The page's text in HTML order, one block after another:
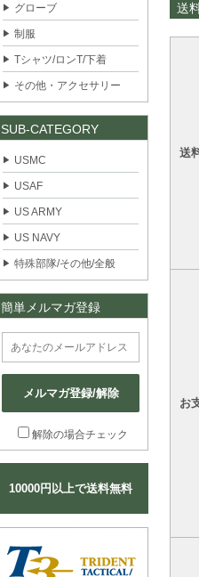
グローブ
制服
Tシャツ/ロンT/下着
その他・アクセサリー
SUB-CATEGORY
USMC
USAF
US ARMY
US NAVY
特殊部隊/その他/全般
簡単メルマガ登録
メルマガ登録/解除
解除の場合チェック
10000円以上で送料無料
送
送
お